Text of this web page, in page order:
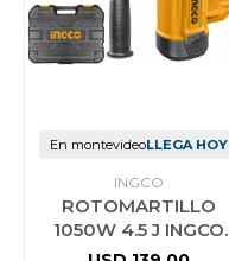
En montevideoLLEGA HOY
INGCO
ROTOMARTILLO
1050W 4.5 J INGCO
RH10506